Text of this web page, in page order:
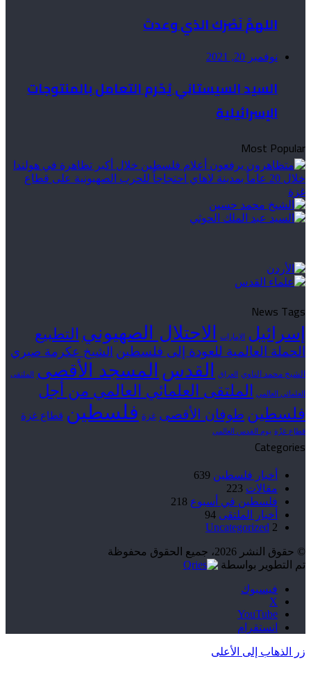
اللهمَّ نَصْرَك الذي وعدتَ
نوفمبر 20, 2021
السيد السيستاني يُحّرم التعامل بالمنتوجات
الإسرائيلية
Most Popular
News Tags
إسرائيل الإمارات الاحتلال الصهيوني التطبيع
الحملة العالمية للعودة إلى فلسطين الشيخ عكرمة صبري
الشيخ محمد الناوي العراق القدس المسجد الأقصى الملتقى
العلمائي العالمي
الملتقى العلمائي العالمي من أجل
فلسطين طوفان الأقصى غزة فلسطين قطاع غزة
قطاع غزّة يوم القدس العالمي
Categories
أخبار فلسطين 639
مقالات 223
فلسطين في أسبوع 218
أخبار الملتقى 94
Uncategorized 2
© حقوق النشر 2026، جميع الحقوق محفوظة
تم التطوير بواسطة
فيسبوك
‫X
‫YouTube
انستقرام
زر الذهاب إلى الأعلى